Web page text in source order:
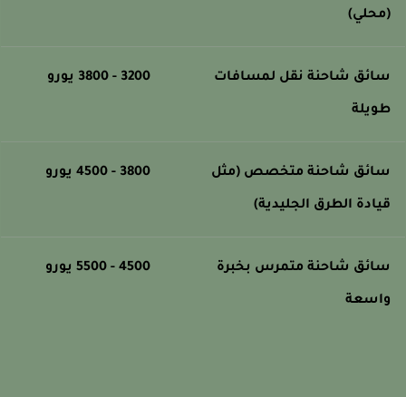
(محلي)
سائق شاحنة نقل لمسافات
طويلة
3200 - 3800 يورو
سائق شاحنة متخصص (مثل
قيادة الطرق الجليدية)
3800 - 4500 يورو
سائق شاحنة متمرس بخبرة
واسعة
4500 - 5500 يورو